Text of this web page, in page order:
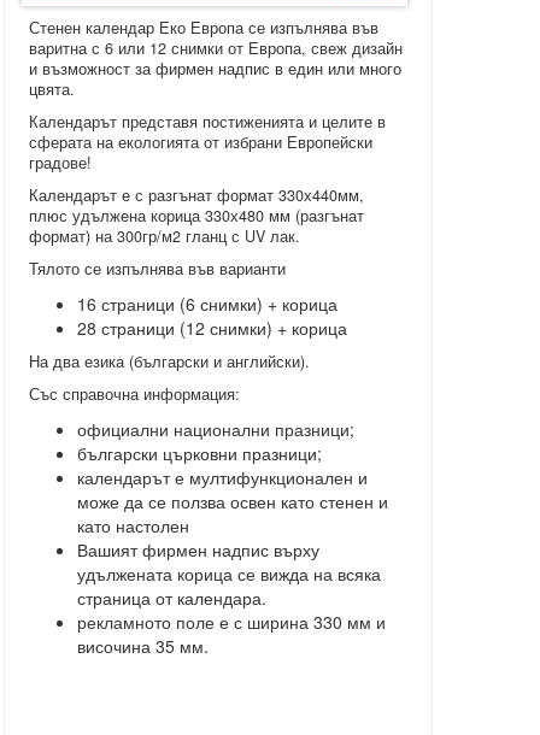
Стенен календар Еко Европа се изпълнява във
варитна с 6 или 12 снимки от Европа, свеж дизайн
и възможност за фирмен надпис в един или много
цвята.
Календарът представя постиженията и целите в
сферата на екологията от избрани Европейски
градове!
Календарът е с разгънат формат 330х440мм,
плюс удължена корица 330х480 мм (разгънат
формат) на 300гр/м2 гланц с UV лак.
Тялото се изпълнява във варианти
16 страници (6 снимки) + корица
28 страници (12 снимки) + корица
На два езика (български и английски).
Със справочна информация:
официални национални празници;
български църковни празници;
календарът е мултифункционален и
може да се ползва освен като стенен и
като настолен
Вашият фирмен надпис върху
удължената корица се вижда на всяка
страница от календара.
рекламното поле е с ширина 330 мм и
височина 35 мм.